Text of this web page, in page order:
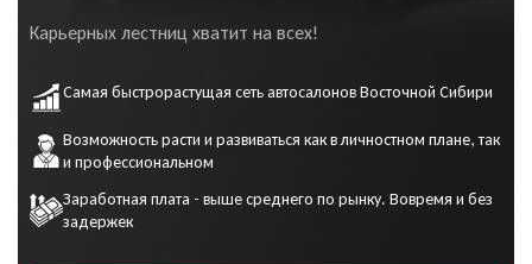
Карьерных лестниц хватит на всех!
Самая быстрорастущая сеть автосалонов Восточной Сибири
Возможность расти и развиваться как в личностном плане, так
и профессиональном
Заработная плата - выше среднего по рынку. Вовремя и без
задержек